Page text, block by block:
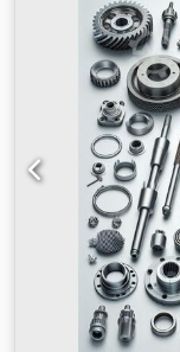
Dimensiones de
de la mesa 400
mm/min Rápidos
de fresado (S1)
Tensión de
17,5 kW Peso de
(largo x ancho x
fábrica: 90395
digital
mecánicos -
de
horizontal de